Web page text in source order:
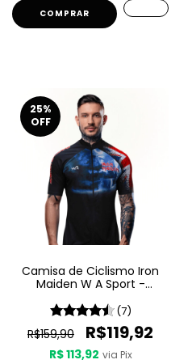
COMPRAR
25%
OFF
Camisa de Ciclismo Iron
Maiden W A Sport -
(7)
R$159,90 R$119,92
R$ 113,92 via Pix